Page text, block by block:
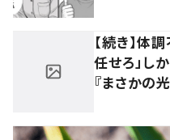
【続き】体
任せろ」し
『まさかの